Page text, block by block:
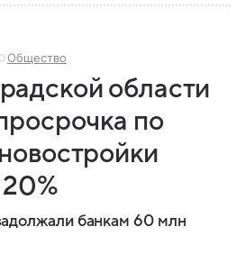
Общество
области
по
банкам 60 млн